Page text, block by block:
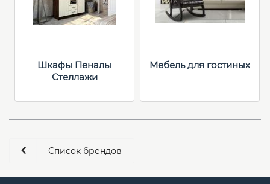
Шкафы Пеналы
Стеллажи
Мебель для гостиных
Список брендов